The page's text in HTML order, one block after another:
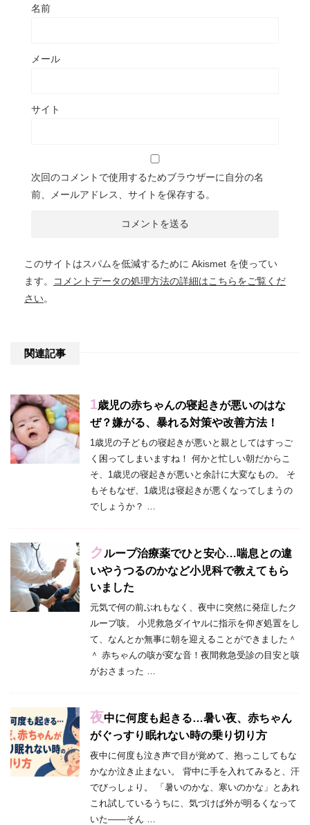
名前
メール
サイト
次回のコメントで使用するためブラウザーに自分の名
前、メールアドレス、サイトを保存する。
このサイトはスパムを低減するために Akismet を使ってい
ます。
コメントデータの処理方法の詳細はこちらをご覧くだ
さい。
関連記事
1歳児の赤ちゃんの寝起きが悪いのはな
ぜ？嫌がる、暴れる対策や改善方法！
1歳児の子どもの寝起きが悪いと親としてはすっご
く困ってしまいますね！ 何かと忙しい朝だからこ
そ、1歳児の寝起きが悪いと余計に大変なもの。 そ
もそもなぜ、1歳児は寝起きが悪くなってしまうの
でしょうか？ …
ク ループ治療薬でひと安心…喘息との違
いやうつるのかなど小児科で教えてもら
いました
元気で何の前ぶれもなく、夜中に突然に発症したク
ループ咳。 小児救急ダイヤルに指示を仰ぎ処置をし
て、なんとか無事に朝を迎えることができました＾
＾ 赤ちゃんの咳が変な音！夜間救急受診の目安と咳
がおさまった …
夜中に何度も起きる…暑い夜、赤ちゃん
がぐっすり眠れない時の乗り切り方
夜中に何度も泣き声で目が覚めて、抱っこしてもな
かなか泣き止まない。 背中に手を入れてみると、汗
でびっしょり。 「暑いのかな、寒いのかな」とあれ
これ試しているうちに、気づけば外が明るくなって
いた——そん …